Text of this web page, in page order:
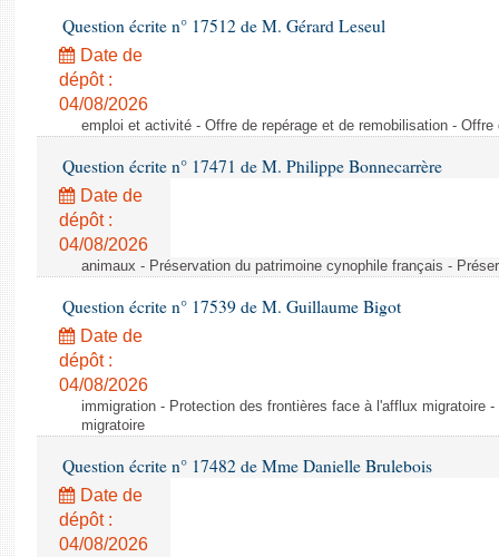
Question écrite n° 17512 de M. Gérard Leseul
Date de
dépôt :
04/08/2026
emploi et activité - Offre de repérage et de remobilisation -
Question écrite n° 17471 de M. Philippe Bonnecarrère
Date de
dépôt :
04/08/2026
animaux - Préservation du patrimoine cynophile français -
Question écrite n° 17539 de M. Guillaume Bigot
Date de
dépôt :
04/08/2026
immigration - Protection des frontières face à l'afflux migratoire
migratoire
Question écrite n° 17482 de Mme Danielle Brulebois
Date de
dépôt :
04/08/2026